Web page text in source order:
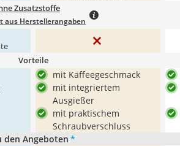
Zusatzstoffe
aus Herstellerangaben
Vorteile
mit Kaffeegeschmack
mit integriertem
Ausgießer
mit praktischem
Schraubverschluss
den Angeboten *